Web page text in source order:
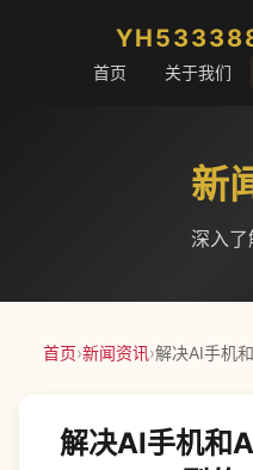
首页 关于我们
新
深入
首页›新闻资讯›解决AI手机
解决AI手机和